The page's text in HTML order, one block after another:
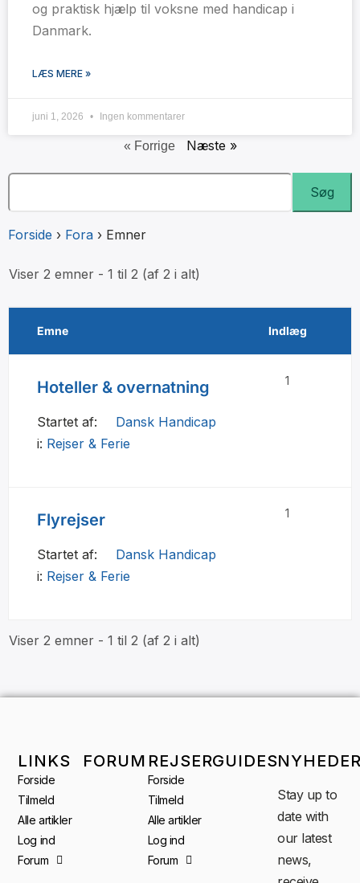
og praktisk hjælp til voksne med handicap i
Danmark.
LÆS MERE »
juni 1, 2026 Ingen kommentarer
« Forrige Næste »
Forside › Fora › Emner
Viser 2 emner - 1 til 2 (af 2 i alt)
Emne Indlæg
Hoteller & overnatning
Startet af:
Dansk Handicap
i: Rejser & Ferie
1
Flyrejser
Startet af:
Dansk Handicap
i: Rejser & Ferie
1
Viser 2 emner - 1 til 2 (af 2 i alt)
LINKS
Forside
Tilmeld
Alle artikler
Log ind
Forum
FORUM REJSER
Forside
Tilmeld
Alle artikler
Log ind
Forum
GUIDES
Stay up to
date with
our latest
news,